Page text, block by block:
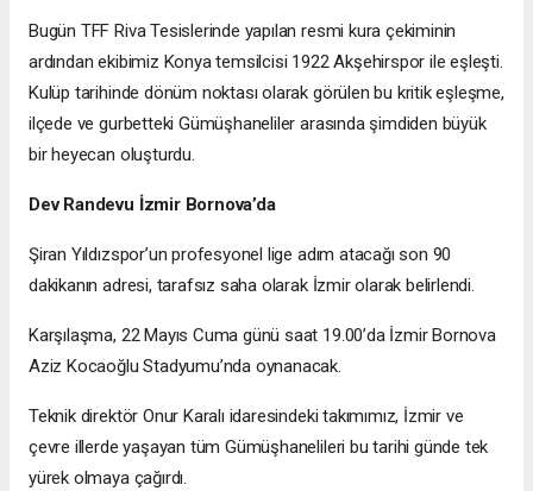
Bugün TFF Riva Tesislerinde yapılan resmi kura çekiminin
ardından ekibimiz Konya temsilcisi 1922 Akşehirspor ile eşleşti.
Kulüp tarihinde dönüm noktası olarak görülen bu kritik eşleşme,
ilçede ve gurbetteki Gümüşhaneliler arasında şimdiden büyük
bir heyecan oluşturdu.
Dev Randevu İzmir Bornova’da
Şiran Yıldızspor’un profesyonel lige adım atacağı son 90
dakikanın adresi, tarafsız saha olarak İzmir olarak belirlendi.
Karşılaşma, 22 Mayıs Cuma günü saat 19.00’da İzmir Bornova
Aziz Kocaoğlu Stadyumu’nda oynanacak.
Teknik direktör Onur Karalı idaresindeki takımımız, İzmir ve
çevre illerde yaşayan tüm Gümüşhanelileri bu tarihi günde tek
yürek olmaya çağırdı.